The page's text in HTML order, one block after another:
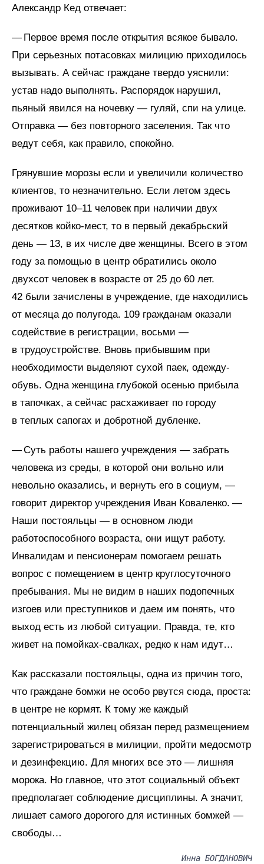
Александр Кед отвечает:
— Первое время после открытия всякое бывало.
При серьезных потасовках милицию приходилось
вызывать. А сейчас граждане твердо уяснили:
устав надо выполнять. Распорядок нарушил,
пьяный явился на ночевку — гуляй, спи на улице.
Отправка — без повторного заселения. Так что
ведут себя, как правило, спокойно.
Грянувшие морозы если и увеличили количество
клиентов, то незначительно. Если летом здесь
проживают 10–11 человек при наличии двух
десятков койко-мест, то в первый декабрьский
день — 13, в их числе две женщины. Всего в этом
году за помощью в центр обратились около
двухсот человек в возрасте от 25 до 60 лет.
42 были зачислены в учреждение, где находились
от месяца до полугода. 109 гражданам оказали
содействие в регистрации, восьми —
в трудоустройстве. Вновь прибывшим при
необходимости выделяют сухой паек, одежду-
обувь. Одна женщина глубокой осенью прибыла
в тапочках, а сейчас расхаживает по городу
в теплых сапогах и добротной дубленке.
— Суть работы нашего учреждения — забрать
человека из среды, в которой они вольно или
невольно оказались, и вернуть его в социум, —
говорит директор учреждения Иван Коваленко. —
Наши постояльцы — в основном люди
работоспособного возраста, они ищут работу.
Инвалидам и пенсионерам помогаем решать
вопрос с помещением в центр круглосуточного
пребывания. Мы не видим в наших подопечных
изгоев или преступников и даем им понять, что
выход есть из любой ситуации. Правда, те, кто
живет на помойках-свалках, редко к нам идут…
Как рассказали постояльцы, одна из причин того,
что граждане бомжи не особо рвутся сюда, проста:
в центре не кормят. К тому же каждый
потенциальный жилец обязан перед размещением
зарегистрироваться в милиции, пройти медосмотр
и дезинфекцию. Для многих все это — лишняя
морока. Но главное, что этот социальный объект
предполагает соблюдение дисциплины. А значит,
лишает самого дорогого для истинных бомжей —
свободы…
Инна БОГДАНОВИЧ